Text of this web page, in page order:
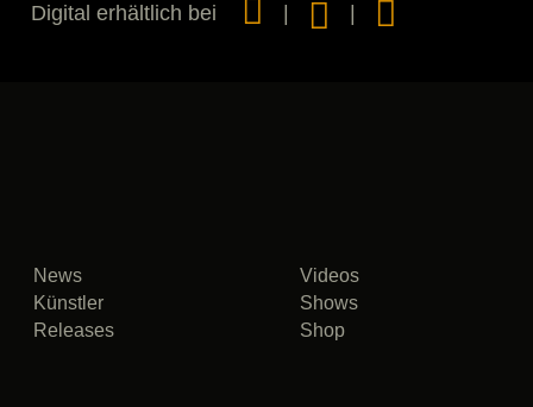
Digital erhältlich bei
News
Künstler
Releases
Videos
Shows
Shop